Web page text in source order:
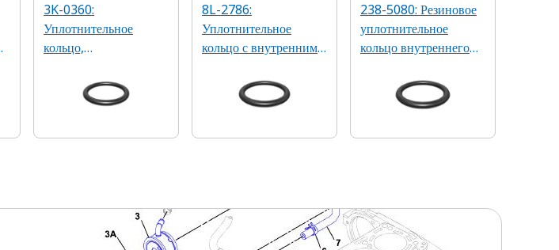
3K-0360:
Уплотнительное
кольцо,
из бутадиен-
нитрильного каучука
8L-2786:
Уплотнительное
кольцо с внутренним
238-5080: Резиновое
уплотнительное
кольцо внутреннего